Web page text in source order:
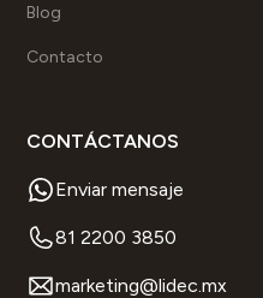
Blog
Contacto
CONTÁCTANOS
Enviar mensaje
81 2200 3850
marketing@lidec.mx